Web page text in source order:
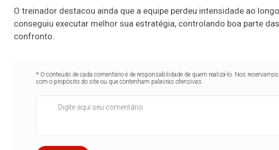
O treinador destacou ainda que a equipe perdeu intensidade ao
conseguiu executar melhor sua estratégia, controlando boa parte
confronto.
* O conteúdo de cada comentário é de responsabilidade de quem realizá-lo. Nos
com o propósito do site ou que contenham palavras ofensivas.